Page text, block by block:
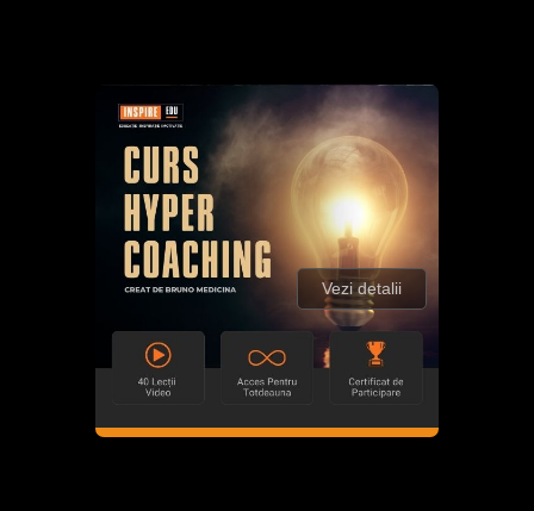
Vezi detalii